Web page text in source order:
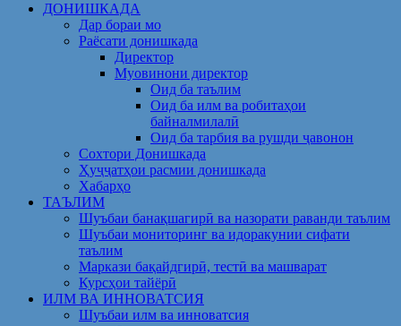
ДОНИШКАДА
Дар бораи мо
Раёсати донишкада
Директор
Муовинони директор
Оид ба таълим
Оид ба илм ва робитаҳои
байналмилалӣ
Оид ба тарбия ва рушди ҷавонон
Сохтори Донишкада
Ҳуҷҷатҳои расмии донишкада
Хабарҳо
ТАЪЛИМ
Шуъбаи банақшагирӣ ва назорати раванди таълим
Шуъбаи мониторинг ва идоракунии сифати
таълим
Маркази бақайдгирӣ, тестӣ ва машварат
Курсҳои тайёрӣ
ИЛМ ВА ИННОВАТСИЯ
Шуъбаи илм ва инноватсия